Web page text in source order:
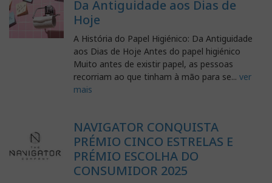
Da Antiguidade aos Dias de
Hoje
A História do Papel Higiénico: Da Antiguidade
aos Dias de Hoje Antes do papel higiénico
Muito antes de existir papel, as pessoas
recorriam ao que tinham à mão para se... ver
mais
NAVIGATOR CONQUISTA
PRÉMIO CINCO ESTRELAS E
PRÉMIO ESCOLHA DO
CONSUMIDOR 2025